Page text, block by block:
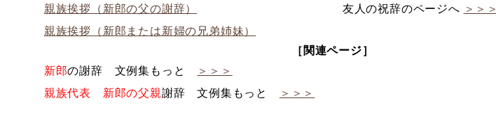
親族挨拶（新郎の父の謝辞）
友人の祝辞のページへ ＞＞＞
親族挨拶（新郎または新婦の兄弟姉妹）
［関連ページ］
新郎の謝辞 文例集もっと
＞＞＞
親族代表 新郎の父親謝辞 文例集もっと ＞＞＞